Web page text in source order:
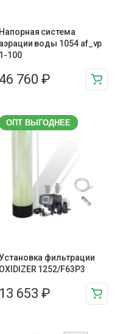
Напорная система
аэрации воды 1054 af_vp
1-100
46 760 ₽
ОПТ ВЫГОДНЕЕ
фильтрации
OXIDIZER 1252/F63P3
13 653 ₽